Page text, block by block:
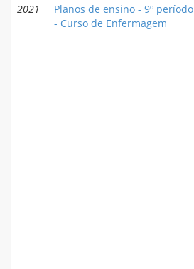
2021
Planos de ensino - 9º período
- Curso de Enfermagem